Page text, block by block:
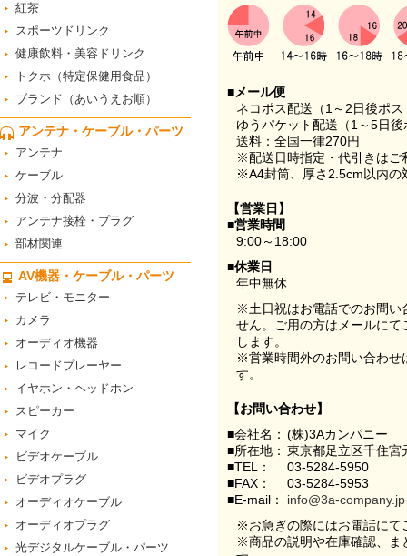
■メール便
ネコポス配送（1～2日後ポ
ゆうパケット配送（1～5日
送料：全国一律270円
※配送日時指定・代引きはご
※A4封筒、厚さ2.5cm以内の
【営業日】
■営業時間
9:00～18:00
■休業日
年中無休
※土日祝はお電話でのお問い
せん。ご用の方はメールに
します。
※営業時間外のお問い合わせ
す。
【お問い合わせ】
■会社名： (株)3Aカンパニー
■所在地： 東京都足立区千住
■TEL：
03-5284-5950
■FAX：
03-5284-5953
■E-mail：
info@3a-company.jp
※お急ぎの際にはお電話にて
※商品の説明や在庫確認、ま
紅茶
スポーツドリンク
健康飲料・美容ドリンク
トクホ（特定保健用食品）
ブランド（あいうえお順）
アンテナ・ケーブル・パーツ
アンテナ
ケーブル
分波・分配器
アンテナ接栓・プラグ
部材関連
AV機器・ケーブル・パーツ
テレビ・モニター
カメラ
オーディオ機器
レコードプレーヤー
イヤホン・ヘッドホン
スピーカー
マイク
ビデオケーブル
ビデオプラグ
オーディオケーブル
オーディオプラグ
光デジタルケーブル・パーツ